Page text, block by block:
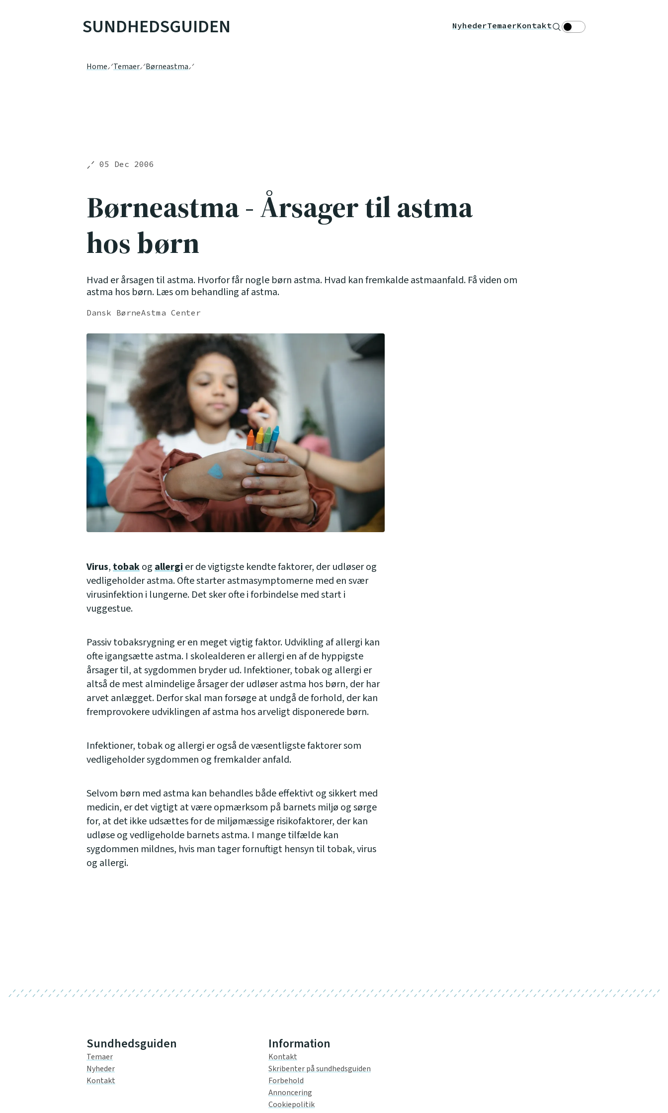
SUNDHEDSGUIDEN NyhederTemaerKontakt Søg Theme toggle
Home Temaer Børneastma
05 Dec 2006
Børneastma - Årsager til astma
hos børn
Hvad er årsagen til astma. Hvorfor får nogle børn astma. Hvad kan fremkalde astmaanfald. Få viden om
astma hos børn. Læs om behandling af astma.
Dansk BørneAstma Center
Virus,tobakogallergier de vigtigste kendte faktorer, der udløser og
vedligeholder astma. Ofte starter astmasymptomerne med en svær
virusinfektion i lungerne. Det sker ofte i forbindelse med start i
vuggestue.
Passiv tobaksrygning er en meget vigtig faktor. Udvikling af allergi kan
ofte igangsætte astma. I skolealderen er allergi en af de hyppigste
årsager til, at sygdommen bryder ud. Infektioner, tobak og allergi er
altså de mest almindelige årsager der udløser astma hos børn, der har
arvet anlægget. Derfor skal man forsøge at undgå de forhold, der kan
fremprovokere udviklingen af astma hos arveligt disponerede børn.
Infektioner, tobak og allergi er også de væsentligste faktorer som
vedligeholder sygdommen og fremkalder anfald.
Selvom børn med astma kan behandles både effektivt og sikkert med
medicin, er det vigtigt at være opmærksom på barnets miljø og sørge
for, at det ikke udsættes for de miljømæssige risikofaktorer, der kan
udløse og vedligeholde barnets astma. I mange tilfælde kan
sygdommen mildnes, hvis man tager fornuftigt hensyn til tobak, virus
og allergi.
Sundhedsguiden
Temaer
Nyheder
Kontakt
Information
Kontakt
Skribenter på sundhedsguiden
Forbehold
Annoncering
Cookiepolitik